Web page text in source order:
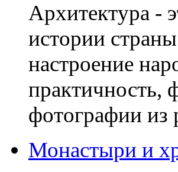
Архитектура -
истории
настроение
практичность,
фотографии из
Монастыри и